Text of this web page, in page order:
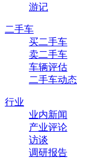
游记
二手车
买二手车
卖二手车
车辆评估
二手车动态
行业
业内新闻
产业评论
访谈
调研报告